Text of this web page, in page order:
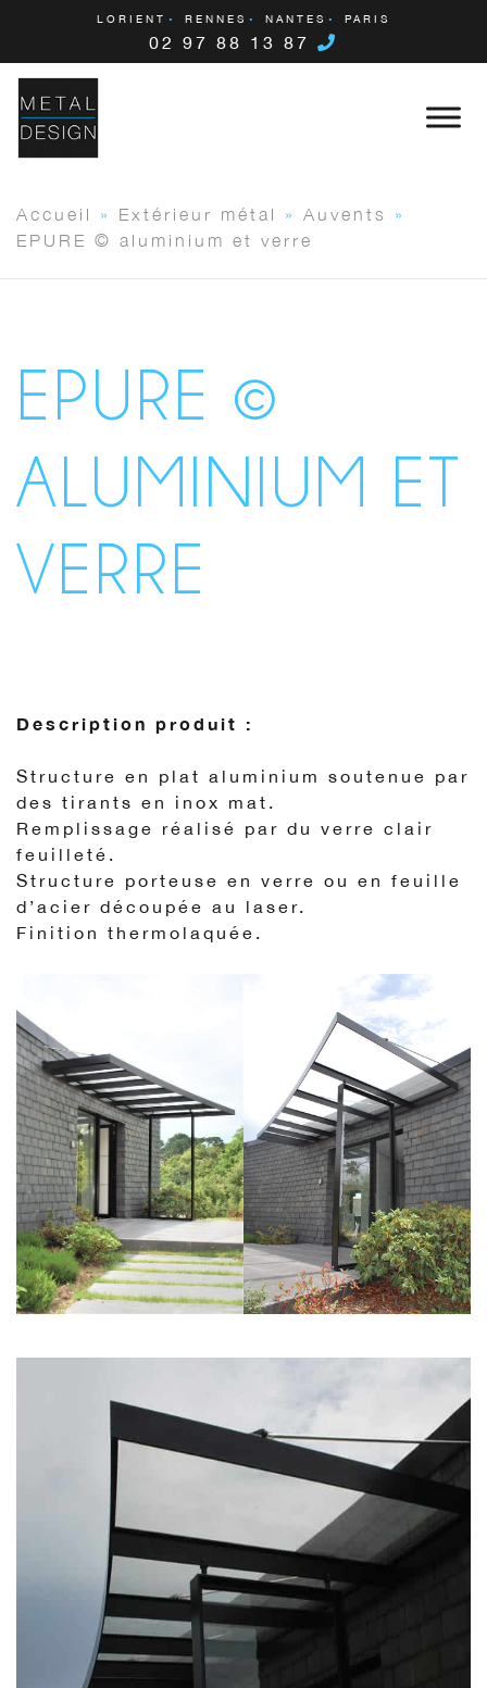
LORIENT RENNES NANTES PARIS
02 97 88 13 87
Accueil » Extérieur métal » Auvents »
EPURE © aluminium et verre
EPURE ©
ALUMINIUM ET
VERRE
Description produit :
Structure en plat aluminium soutenue par
des tirants en inox mat.
Remplissage réalisé par du verre clair
feuilleté.
Structure porteuse en verre ou en feuille
d’acier découpée au laser.
Finition thermolaquée.